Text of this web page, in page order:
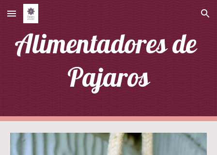
Skip to main content Skip to navigation
Alimentadores de
Pajaros